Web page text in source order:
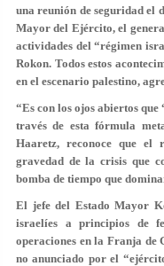
una reunión de seguridad el
Mayor del Ejército, el
actividades del “régimen
Rokon. Todos estos
en el escenario palestino,
“Es con los ojos abiertos
través de esta fórmula
Haaretz, reconoce que el
gravedad de la crisis que
bomba de tiempo que
El jefe del Estado Mayor
israelíes a principios de
operaciones en la Franja
no anunciado por el